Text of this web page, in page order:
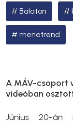
Balaton
menetrend
A MÁV-csoport
videóban
Június 20-án